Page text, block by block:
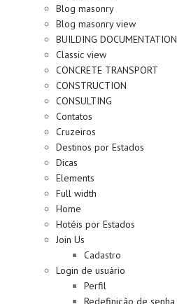
Blog masonry
Blog masonry view
BUILDING DOCUMENTATION
Classic view
CONCRETE TRANSPORT
CONSTRUCTION
CONSULTING
Contatos
Cruzeiros
Destinos por Estados
Dicas
Elements
Full width
Home
Hotéis por Estados
Join Us
Cadastro
Login de usuário
Perfil
Redefinição de senha